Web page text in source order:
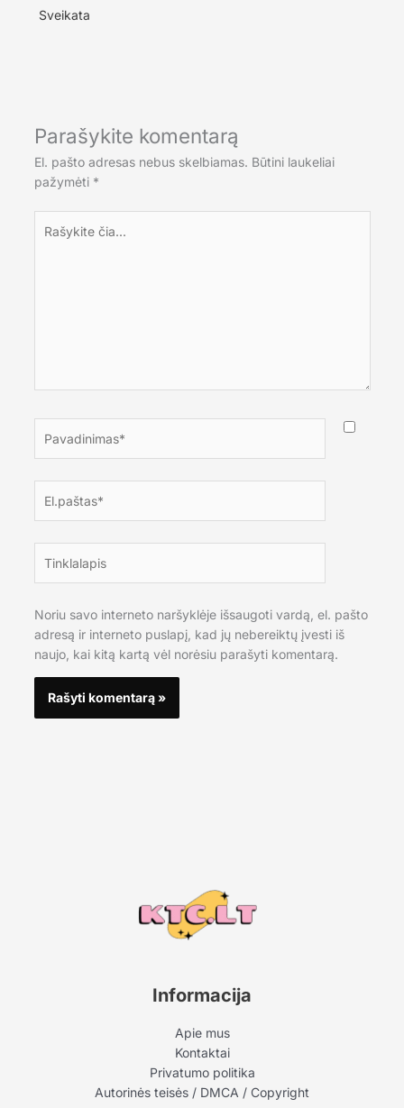
Sveikata
Parašykite komentarą
El. pašto adresas nebus skelbiamas. Būtini laukeliai
pažymėti *
čia...
Noriu savo interneto naršyklėje išsaugoti vardą, el. pašto
adresą ir interneto puslapį, kad jų nebereiktų įvesti iš
naujo, kai kitą kartą vėl norėsiu parašyti komentarą.
Informacija
Apie mus
Kontaktai
Privatumo politika
Autorinės teisės / DMCA / Copyright